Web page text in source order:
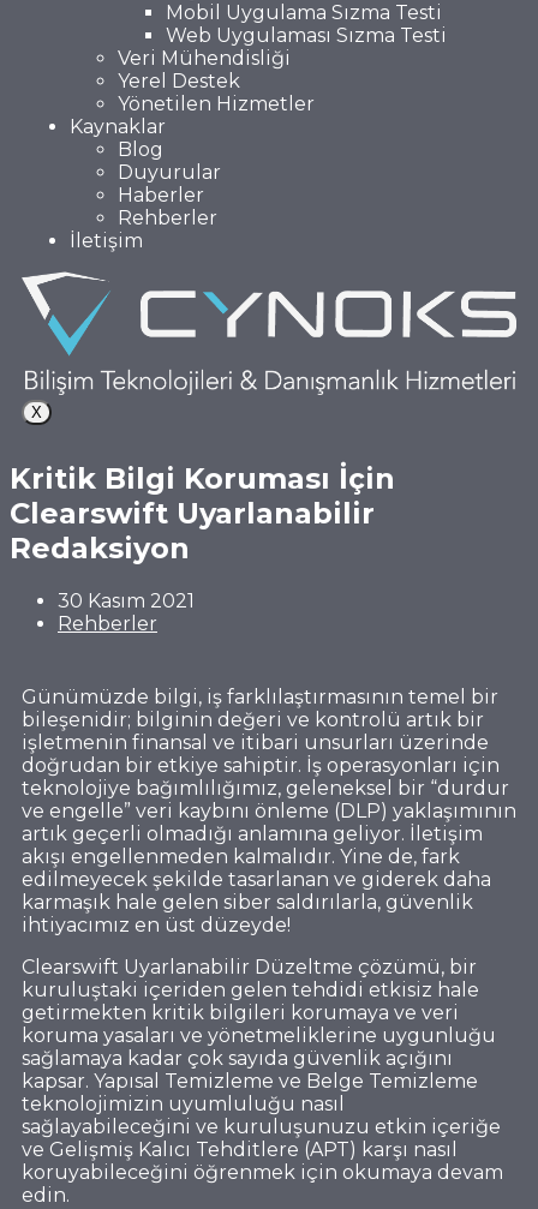
Mobil Uygulama Sızma Testi
Web Uygulaması Sızma Testi
Veri Mühendisliği
Yerel Destek
Yönetilen Hizmetler
Kaynaklar
Blog
Duyurular
Haberler
Rehberler
İletişim
X
Kritik Bilgi Koruması İçin
Clearswift Uyarlanabilir
Redaksiyon
30 Kasım 2021
Rehberler
Günümüzde bilgi, iş farklılaştırmasının temel bir
bileşenidir; bilginin değeri ve kontrolü artık bir
işletmenin finansal ve itibari unsurları üzerinde
doğrudan bir etkiye sahiptir. İş operasyonları için
teknolojiye bağımlılığımız, geleneksel bir “durdur
ve engelle” veri kaybını önleme (DLP) yaklaşımının
artık geçerli olmadığı anlamına geliyor. İletişim
akışı engellenmeden kalmalıdır. Yine de, fark
edilmeyecek şekilde tasarlanan ve giderek daha
karmaşık hale gelen siber saldırılarla, güvenlik
ihtiyacımız en üst düzeyde!
Clearswift Uyarlanabilir Düzeltme çözümü, bir
kuruluştaki içeriden gelen tehdidi etkisiz hale
getirmekten kritik bilgileri korumaya ve veri
koruma yasaları ve yönetmeliklerine uygunluğu
sağlamaya kadar çok sayıda güvenlik açığını
kapsar. Yapısal Temizleme ve Belge Temizleme
teknolojimizin uyumluluğu nasıl
sağlayabileceğini ve kuruluşunuzu etkin içeriğe
ve Gelişmiş Kalıcı Tehditlere (APT) karşı nasıl
koruyabileceğini öğrenmek için okumaya devam
edin.